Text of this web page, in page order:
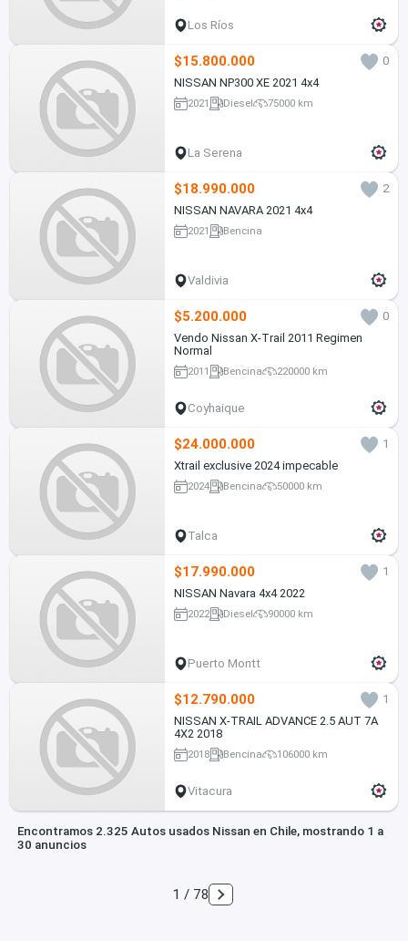
Los Ríos
$15.800.000
0
NISSAN NP300 XE 2021 4x4
2021 Diesel 75000 km
La Serena
$18.990.000
2
NISSAN NAVARA 2021 4x4
2021 Bencina
Valdivia
$5.200.000
0
Vendo Nissan X-Trail 2011 Regimen
Normal
2011 Bencina 220000 km
Coyhaique
$24.000.000
1
Xtrail exclusive 2024 impecable
2024 Bencina 50000 km
Talca
$17.990.000
1
NISSAN Navara 4x4 2022
2022 Diesel 90000 km
Puerto Montt
$12.790.000
1
NISSAN X-TRAIL ADVANCE 2.5 AUT 7A
4X2 2018
2018 Bencina 106000 km
Vitacura
Encontramos 2.325 Autos usados Nissan en Chile, mostrando 1 a
30 anuncios
1 / 78